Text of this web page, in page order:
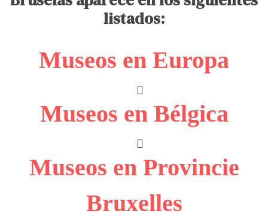
listados:
Museos en Europa
Museos en Bélgica
Museos en Provincie
Bruxelles